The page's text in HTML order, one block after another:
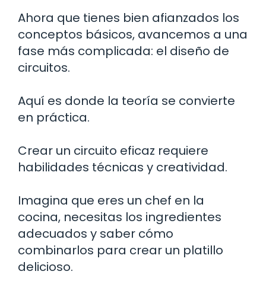
Ahora que tienes bien afianzados los
conceptos básicos, avancemos a una
fase más complicada: el diseño de
circuitos.
Aquí es donde la teoría se convierte
en práctica.
Crear un circuito eficaz requiere
habilidades técnicas y creatividad.
Imagina que eres un chef en la
cocina, necesitas los ingredientes
adecuados y saber cómo
combinarlos para crear un platillo
delicioso.